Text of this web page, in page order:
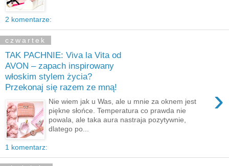
2 komentarze:
czwartek
TAK PACHNIE: Viva la Vita od
AVON – zapach inspirowany
włoskim stylem życia?
Przekonaj się razem ze mną!
›
Nie wiem jak u Was, ale u mnie za oknem jest
piękne słońce. Temperatura co prawda nie
powala, ale taka aura nastraja pozytywnie,
dlatego po...
1 komentarz: